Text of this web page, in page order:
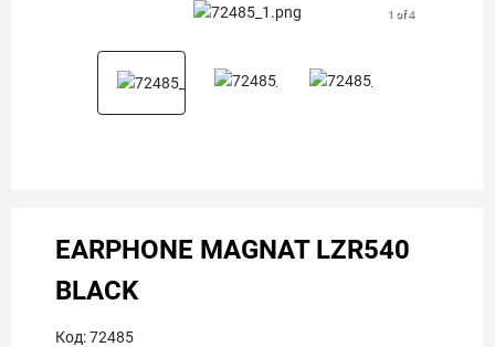
1 of 4
EARPHONE MAGNAT LZR540
BLACK
Код:72485